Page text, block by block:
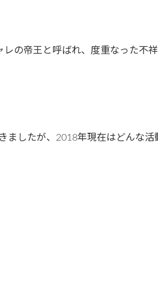
レの帝王と呼ばれ、度重なった不
ましたが、2018年現在はどんな